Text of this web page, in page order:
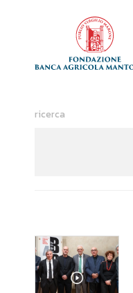
ricerca